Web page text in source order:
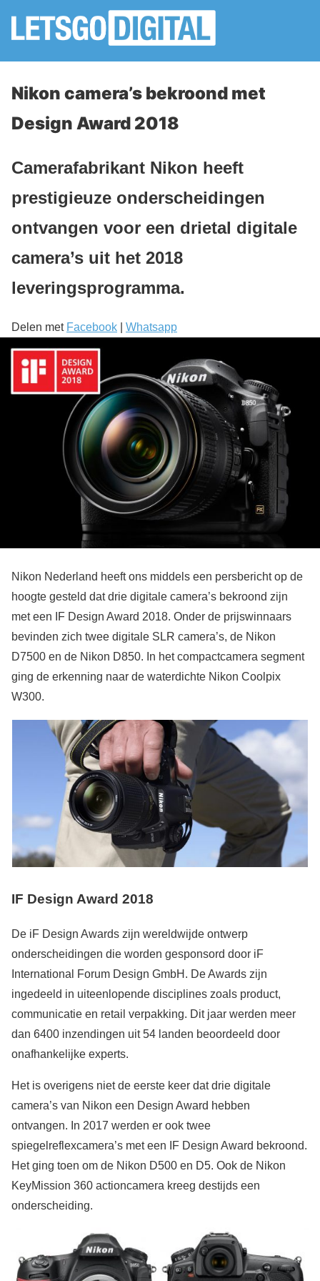
Nikon camera’s bekroond met
Design Award 2018
Camerafabrikant Nikon heeft
prestigieuze onderscheidingen
ontvangen voor een drietal digitale
camera’s uit het 2018
leveringsprogramma.
Delen met Facebook Whatsapp
Nikon Nederland heeft ons middels een persbericht op de
hoogte gesteld dat drie digitale camera’s bekroond zijn
met een IF Design Award 2018. Onder de prijswinnaars
bevinden zich twee digitale SLR camera’s, de Nikon
D7500 en de Nikon D850. In het compactcamera segment
ging de erkenning naar de waterdichte Nikon Coolpix
W300.
IF Design Award 2018
De iF Design Awards zijn wereldwijde ontwerp
onderscheidingen die worden gesponsord door iF
International Forum Design GmbH. De Awards zijn
ingedeeld in uiteenlopende disciplines zoals product,
communicatie en retail verpakking. Dit jaar werden meer
dan 6400 inzendingen uit 54 landen beoordeeld door
onafhankelijke experts.
Het is overigens niet de eerste keer dat drie digitale
camera’s van Nikon een Design Award hebben
ontvangen. In 2017 werden er ook twee
spiegelreflexcamera’s met een IF Design Award bekroond.
Het ging toen om de Nikon D500 en D5. Ook de Nikon
KeyMission 360 actioncamera kreeg destijds een
onderscheiding.